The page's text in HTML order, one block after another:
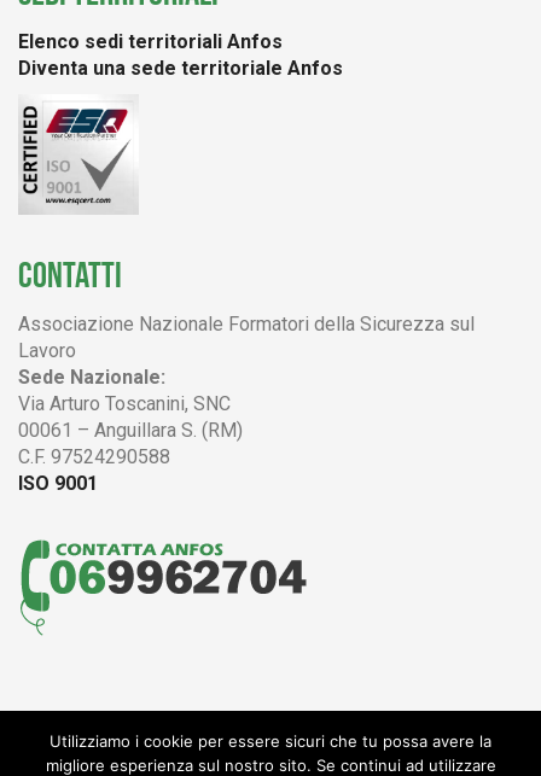
Elenco sedi territoriali Anfos
Diventa una sede territoriale Anfos
CONTATTI
Associazione Nazionale Formatori della Sicurezza sul
Lavoro
Sede Nazionale:
Via Arturo Toscanini, SNC
00061 – Anguillara S. (RM)
C.F. 97524290588
ISO 9001
© 2004 - 2017 ANFOS
Utilizziamo i cookie per essere sicuri che tu possa avere la
migliore esperienza sul nostro sito. Se continui ad utilizzare